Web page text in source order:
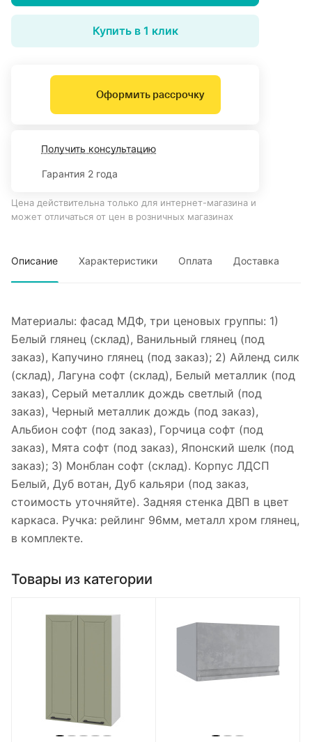
Купить в 1 клик
Оформить рассрочку
Получить консультацию
Гарантия 2 года
Цена действительна только для интернет-магазина и
может отличаться от цен в розничных магазинах
Описание Характеристики Оплата Доставка
Материалы: фасад МДФ, три ценовых группы: 1)
Белый глянец (склад), Ванильный глянец (под
заказ), Капучино глянец (под заказ); 2) Айленд силк
(склад), Лагуна софт (склад), Белый металлик (под
заказ), Серый металлик дождь светлый (под
заказ), Черный металлик дождь (под заказ),
Альбион софт (под заказ), Горчица софт (под
заказ), Мята софт (под заказ), Японский шелк (под
заказ); 3) Монблан софт (склад). Корпус ЛДСП
Белый, Дуб вотан, Дуб кальяри (под заказ,
стоимость уточняйте). Задняя стенка ДВП в цвет
каркаса. Ручка: рейлинг 96мм, металл хром глянец,
в комплекте.
Товары из категории